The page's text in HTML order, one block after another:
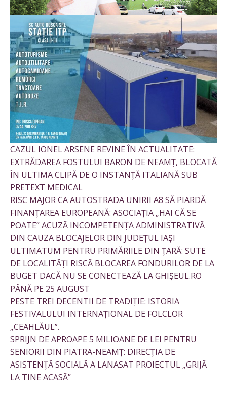
CAZUL IONEL ARSENE REVINE ÎN ACTUALITATE:
EXTRĂDAREA FOSTULUI BARON DE NEAMȚ, BLOCATĂ
ÎN ULTIMA CLIPĂ DE O INSTANȚĂ ITALIANĂ SUB
PRETEXT MEDICAL
RISC MAJOR CA AUTOSTRADA UNIRII A8 SĂ PIARDĂ
FINANȚAREA EUROPEANĂ: ASOCIAȚIA „HAI CĂ SE
POATE” ACUZĂ INCOMPETENȚA ADMINISTRATIVĂ
DIN CAUZA BLOCAJELOR DIN JUDEȚUL IAȘI
ULTIMATUM PENTRU PRIMĂRIILE DIN ȚARĂ: SUTE
DE LOCALITĂȚI RISCĂ BLOCAREA FONDURILOR DE LA
BUGET DACĂ NU SE CONECTEAZĂ LA GHIȘEUL.RO
PÂNĂ PE 25 AUGUST
PESTE TREI DECENTII DE TRADIȚIE: ISTORIA
FESTIVALULUI INTERNAȚIONAL DE FOLCLOR
„CEAHLĂUL”.
SPRIJN DE APROAPE 5 MILIOANE DE LEI PENTRU
SENIORII DIN PIATRA-NEAMȚ: DIRECȚIA DE
ASISTENȚĂ SOCIALĂ A LANASAT PROIECTUL „GRIJĂ
LA TINE ACASĂ”